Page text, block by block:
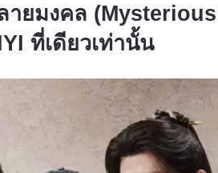
ยมงคล
ที่เดียวเท่านั้น